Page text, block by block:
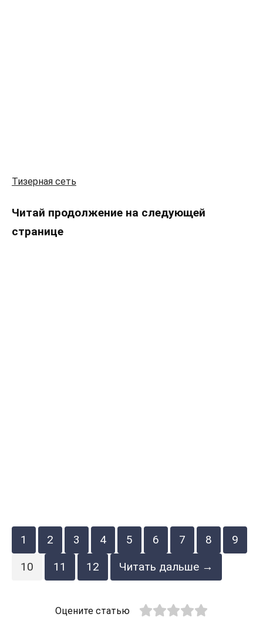
Тизерная сеть
Читай продолжение на следующей
странице
1 2 3 4 5 6 7 8
9
10
11 12 Читать дальше →
Оцените статью